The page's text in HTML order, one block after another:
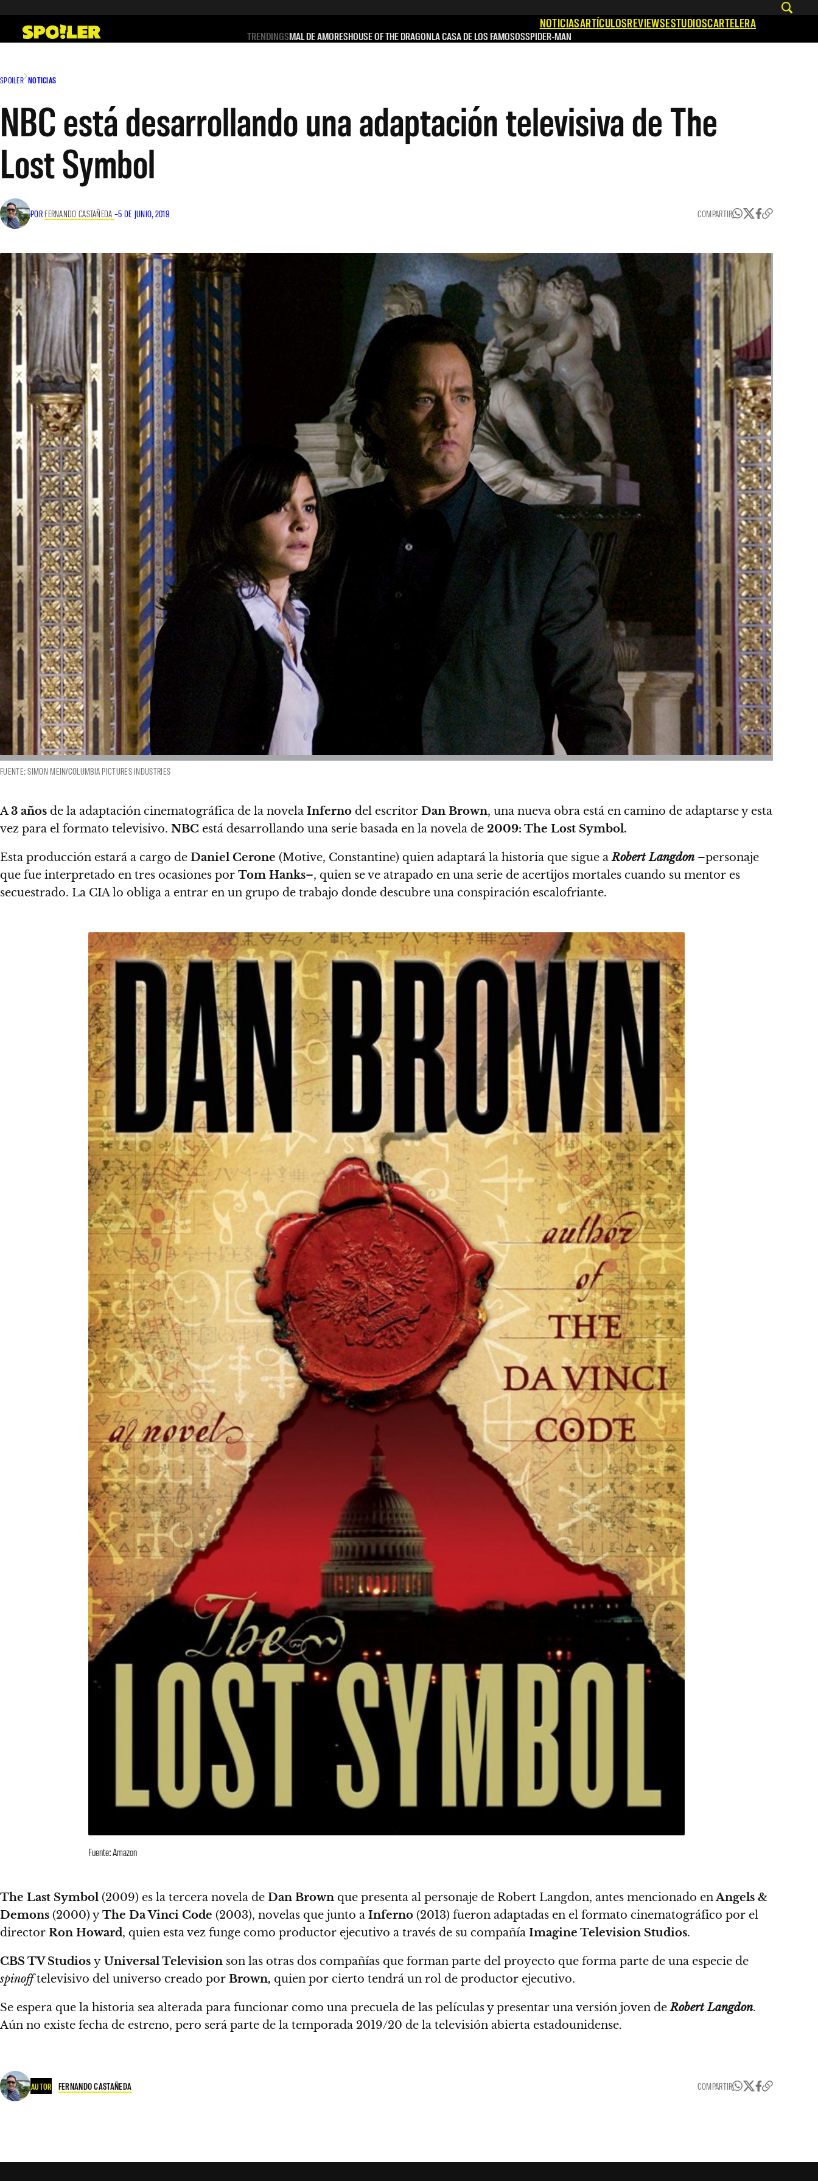
contenido
NOTICIASARTÍCULOSREVIEWSESTUDIOSCARTELERA
TRENDINGSMAL DE AMORESHOUSE OF THE DRAGONLA CASA DE LOS FAMOSOSSPIDER-MAN
SPOILER NOTICIAS
NBC está desarrollando una adaptación televisiva de The
Lost Symbol
POR FERNANDO CASTAÑEDA –5 DE JUNIO, 2019 COMPARTIR
FUENTE: SIMON MEIN/COLUMBIA PICTURES INDUSTRIES
A3 años de la adaptación cinematográfica de la novela Inferno del escritor Dan Brown, una nueva obra está en camino de adaptarse y esta
vez para el formato televisivo. NBC está desarrollando una serie basada en la novela de 2009: The Lost Symbol.
Esta producción estará a cargo de Daniel Cerone (Motive, Constantine) quien adaptará la historia que sigue aRobert Langdon–personaje
que fue interpretado en tres ocasiones por Tom Hanks–, quien se ve atrapado en una serie de acertijos mortales cuando su mentor es
secuestrado. La CIA lo obliga a entrar en un grupo de trabajo donde descubre una conspiración escalofriante.
Fuente: Amazon
The Last Symbol (2009) es la tercera novela de Dan Brown que presenta al personaje de Robert Langdon, antes mencionado enAngels &
Demons (2000) yThe Da Vinci Code (2003), novelas que junto a Inferno (2013) fueron adaptadas en el formato cinematográfico por el
director Ron Howard, quien esta vez funge como productor ejecutivo a través de su compañía Imagine Television Studios.
CBS TV Studios y Universal Television son las otras dos compañías que forman parte del proyecto que forma parte de una especie de
spinofftelevisivo del universo creado por Brown, quien por cierto tendrá un rol de productor ejecutivo.
Se espera que la historia sea alterada para funcionar como una precuela de las películas y presentar una versión joven deRobert Langdon.
Aún no existe fecha de estreno, pero será parte de la temporada 2019/20 de la televisión abierta estadounidense.
AUTOR FERNANDO CASTAÑEDA COMPARTIR